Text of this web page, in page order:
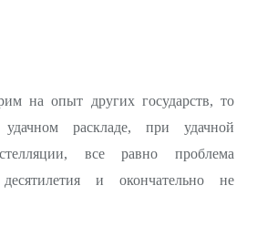
на опыт других государств, то
раскладе, при удачной
все равно проблема
и окончательно не